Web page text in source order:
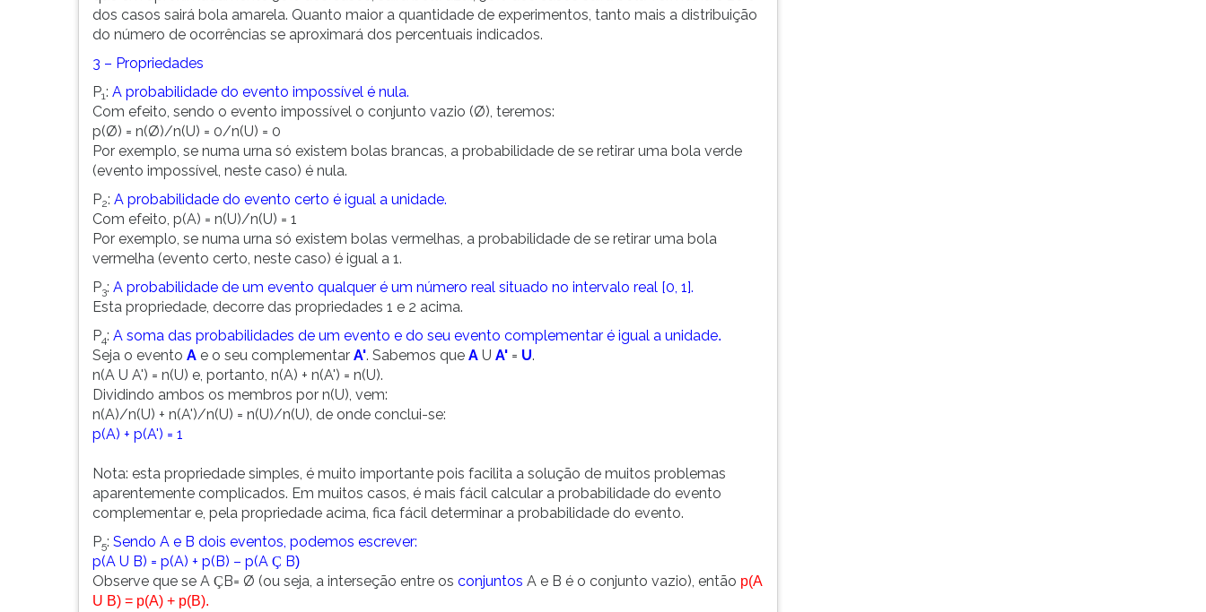
dos casos sairá bola amarela. Quanto maior a quantidade de experimentos, tanto mais a distribuição
do número de ocorrências se aproximará dos percentuais indicados.
3 – Propriedades
P1: A probabilidade do evento impossível é nula.
Com efeito, sendo o evento impossível o conjunto vazio (Ø), teremos:
p(Ø) = n(Ø)/n(U) = 0/n(U) = 0
Por exemplo, se numa urna só existem bolas brancas, a probabilidade de se retirar uma bola verde
(evento impossível, neste caso) é nula.
P2: A probabilidade do evento certo é igual a unidade.
Com efeito, p(A) = n(U)/n(U) = 1
Por exemplo, se numa urna só existem bolas vermelhas, a probabilidade de se retirar uma bola
vermelha (evento certo, neste caso) é igual a 1.
P3: A probabilidade de um evento qualquer é um número real situado no intervalo real [0, 1].
Esta propriedade, decorre das propriedades 1 e 2 acima.
P4: A soma das probabilidades de um evento e do seu evento complementar é igual a unidade.
Seja o evento A e o seu complementar A'. Sabemos que A U A' = U.
n(A U A') = n(U) e, portanto, n(A) + n(A') = n(U).
Dividindo ambos os membros por n(U), vem:
n(A)/n(U) + n(A')/n(U) = n(U)/n(U), de onde conclui-se:
p(A) + p(A') = 1
Nota: esta propriedade simples, é muito importante pois facilita a solução de muitos problemas
aparentemente complicados. Em muitos casos, é mais fácil calcular a probabilidade do evento
complementar e, pela propriedade acima, fica fácil determinar a probabilidade do evento.
P5: Sendo A e B dois eventos, podemos escrever:
p(A U B) = p(A) + p(B) – p(A Ç B)
Observe que se A ÇB= Ø (ou seja, a interseção entre os conjuntos A e B é o conjunto vazio), então p(A
U B) = p(A) + p(B).